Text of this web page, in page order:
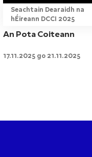
Seachtain Dearaidh na
hÉireann DCCI 2025
An Pota Coiteann
17.11.2025 go 21.11.2025